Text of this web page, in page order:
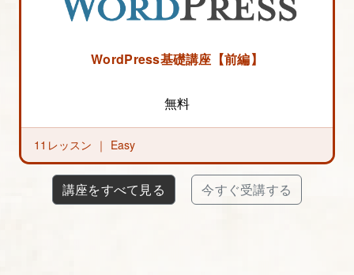
WordPress基礎講座【前編】
無料
11レッスン ｜ Easy
講座をすべて見る 今すぐ受講する